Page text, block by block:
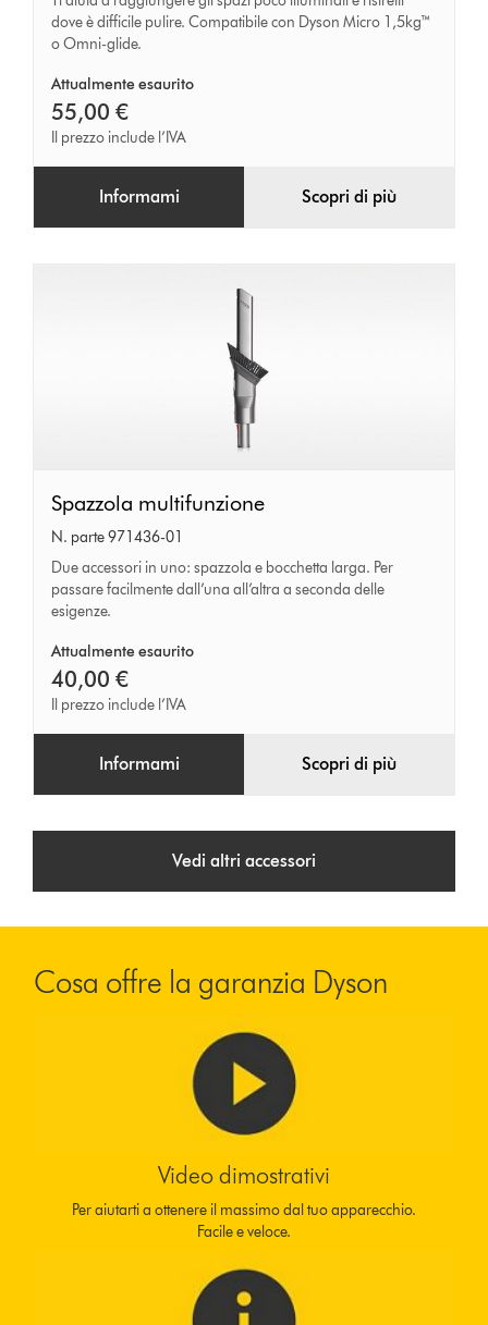
LED
integrato
(Omni-
Glide)
dove è difficile pulire. Compatibile con Dyson Micro 1,5kg™
o Omni-glide.
Attualmente esaurito
55,00 €
Il prezzo include l’IVA
Informami Scopri di più
Spazzola
multifunzione
Spazzola multifunzione
N. parte 971436-01
Due accessori in uno: spazzola e bocchetta larga. Per
passare facilmente dall’una all’altra a seconda delle
esigenze.
Attualmente esaurito
40,00 €
Il prezzo include l’IVA
Informami Scopri di più
Vedi altri accessori
Cosa offre la garanzia Dyson
Video dimostrativi
Per aiutarti a ottenere il massimo dal tuo apparecchio.
Facile e veloce.